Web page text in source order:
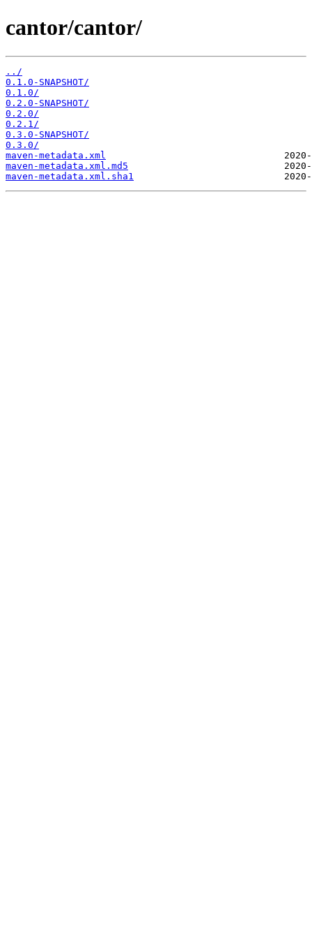
cantor/cantor/
../
0.1.0-SNAPSHOT/
0.1.0/
0.2.0-SNAPSHOT/
0.2.0/
0.2.1/
0.3.0-SNAPSHOT/
0.3.0/
maven-metadata.xml
maven-metadata.xml.md5
maven-metadata.xml.sha1